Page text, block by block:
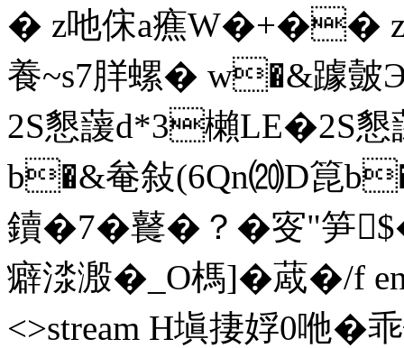
� z吔俕a癄W�+�� z
養~s7羘螺� w�&躆
2S懇蘐d*3櫴LE�2S懇
b�&奙敍(6Qn⒇D箟
鑟�7�鼚�？�叜"笋
癖渁溵�_O榪]� 蒧�/f
<>stream H塡捿娐0咃